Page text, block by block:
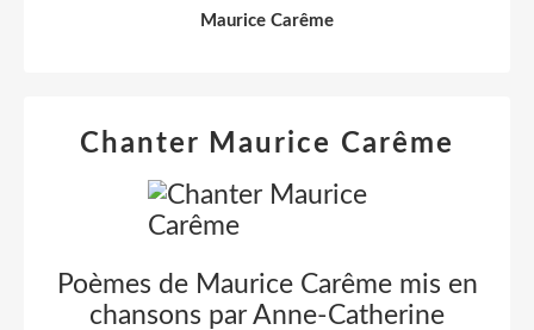
Maurice Carême
Chanter Maurice Carême
Poèmes de Maurice Carême mis en
chansons par Anne-Catherine